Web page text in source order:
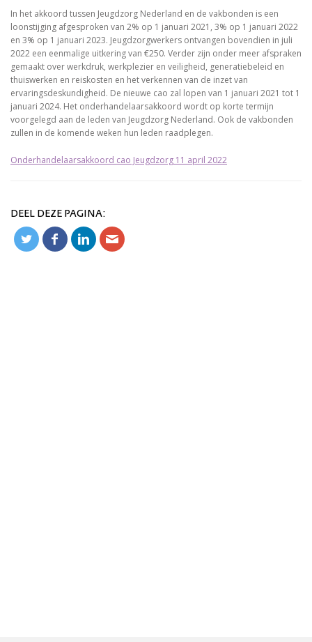
In het akkoord tussen Jeugdzorg Nederland en de vakbonden is een
loonstijging afgesproken van 2% op 1 januari 2021, 3% op 1 januari 2022
en 3% op 1 januari 2023. Jeugdzorgwerkers ontvangen bovendien in juli
2022 een eenmalige uitkering van €250. Verder zijn onder meer afspraken
gemaakt over werkdruk, werkplezier en veiligheid, generatiebeleid en
thuiswerken en reiskosten en het verkennen van de inzet van
ervaringsdeskundigheid. De nieuwe cao zal lopen van 1 januari 2021 tot 1
januari 2024. Het onderhandelaarsakkoord wordt op korte termijn
voorgelegd aan de leden van Jeugdzorg Nederland. Ook de vakbonden
zullen in de komende weken hun leden raadplegen.
Onderhandelaarsakkoord cao Jeugdzorg 11 april 2022
DEEL DEZE PAGINA: